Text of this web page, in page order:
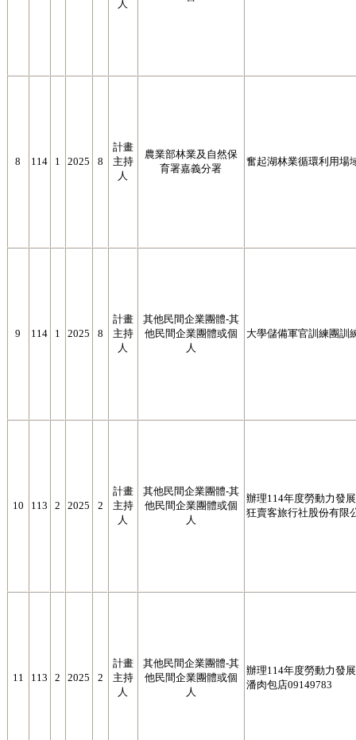
人
8 114 1 2025 8
計畫
主持
人
農業部林業及自然保
育署嘉義分署
奮起湖林業循環利用場
9 114 1 2025 8
計畫
主持
人
其他民間企業團體-其
他民間企業團體或個
人
大學儲備軍官訓練團訓
10 113 2 2025 2
計畫
主持
人
其他民間企業團體-其
他民間企業團體或個
人
辦理114年度勞動力發
狂賣客旅行社股份有限
11 113 2 2025 2
計畫
主持
人
其他民間企業團體-其
他民間企業團體或個
人
辦理114年度勞動力發
潘肉包店09149783